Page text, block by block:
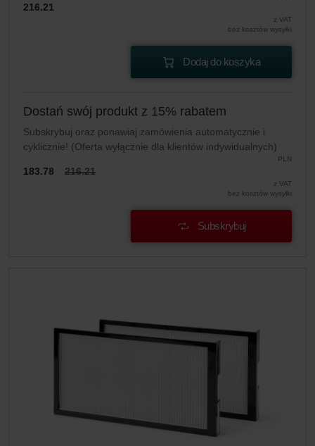
216.21
z VAT
bez kosztów wysyłki
Dodaj do koszyka
Dostań swój produkt z 15% rabatem
Subskrybuj oraz ponawiaj zamówienia automatycznie i
cyklicznie! (Oferta wyłącznie dla klientów indywidualnych)
PLN
183.78 216.21
z VAT
bez kosztów wysyłki
Subskrybuj